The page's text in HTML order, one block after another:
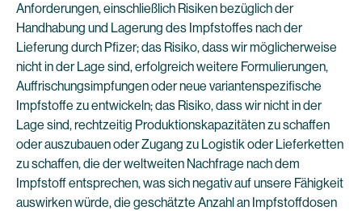
Anforderungen, einschließlich Risiken bezüglich der
Handhabung und Lagerung des Impfstoffes nach der
Lieferung durch Pfizer; das Risiko, dass wir möglicherweise
nicht in der Lage sind, erfolgreich weitere Formulierungen,
Auffrischungsimpfungen oder neue variantenspezifische
Impfstoffe zu entwickeln; das Risiko, dass wir nicht in der
Lage sind, rechtzeitig Produktionskapazitäten zu schaffen
oder auszubauen oder Zugang zu Logistik oder Lieferketten
zu schaffen, die der weltweiten Nachfrage nach dem
Impfstoff entsprechen, was sich negativ auf unsere Fähigkeit
auswirken würde, die geschätzte Anzahl an Impfstoffdosen